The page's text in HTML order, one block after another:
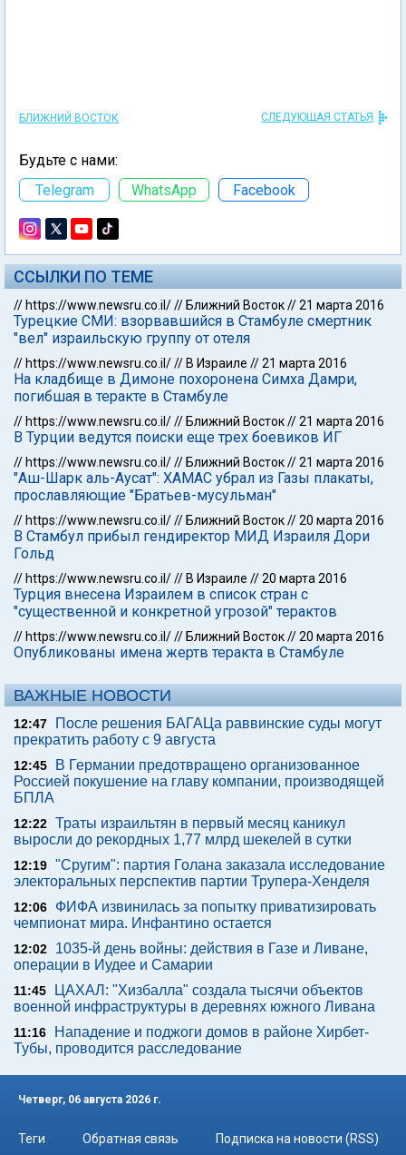
БЛИЖНИЙ ВОСТОК СЛЕДУЮЩАЯ СТАТЬЯ
Будьте с нами:
Telegram
WhatsApp Facebook
ССЫЛКИ ПО ТЕМЕ
// https://www.newsru.co.il/// Ближний Восток//21 марта 2016
Турецкие СМИ: взорвавшийся в Стамбуле смертник
"вел" израильскую группу от отеля
// https://www.newsru.co.il/// В Израиле //21 марта 2016
На кладбище в Димоне похоронена Симха Дамри,
погибшая в теракте в Стамбуле
// https://www.newsru.co.il/// Ближний Восток//21 марта 2016
В Турции ведутся поиски еще трех боевиков ИГ
// https://www.newsru.co.il/// Ближний Восток//21 марта 2016
"Аш-Шарк аль-Аусат": ХАМАС убрал из Газы плакаты,
прославляющие "Братьев-мусульман"
// https://www.newsru.co.il/// Ближний Восток//20 марта 2016
В Стамбул прибыл гендиректор МИД Израиля Дори
Гольд
// https://www.newsru.co.il/// В Израиле //20 марта 2016
Турция внесена Израилем в список стран с
"существенной и конкретной угрозой" терактов
// https://www.newsru.co.il/// Ближний Восток//20 марта 2016
Опубликованы имена жертв теракта в Стамбуле
ВАЖНЫЕ НОВОСТИ
12:47
После решения БАГАЦа раввинские суды могут
прекратить работу с 9 августа
12:45
В Германии предотвращено организованное
Россией покушение на главу компании, производящей
БПЛА
12:22 Траты израильтян в первый месяц каникул
выросли до рекордных 1,77 млрд шекелей в сутки
12:19 "Сругим": партия Голана заказала исследование
электоральных перспектив партии Трупера-Хенделя
12:06
ФИФА извинилась за попытку приватизировать
чемпионат мира. Инфантино остается
12:02
1035-й день войны: действия в Газе и Ливане,
операции в Иудее и Самарии
11:45
ЦАХАЛ: "Хизбалла" создала тысячи объектов
военной инфраструктуры в деревнях южного Ливана
11:16
Нападение и поджоги домов в районе Хирбет-
Тубы, проводится расследование
Четверг, 06 августа 2026 г.
Теги Обратная связь
Подписка на новости (RSS)